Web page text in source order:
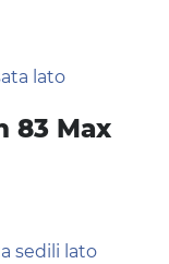
83 Max